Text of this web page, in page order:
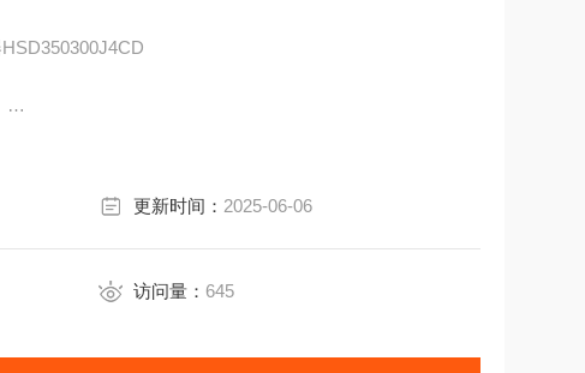
更新时间： 2025-06-06
访问量： 645